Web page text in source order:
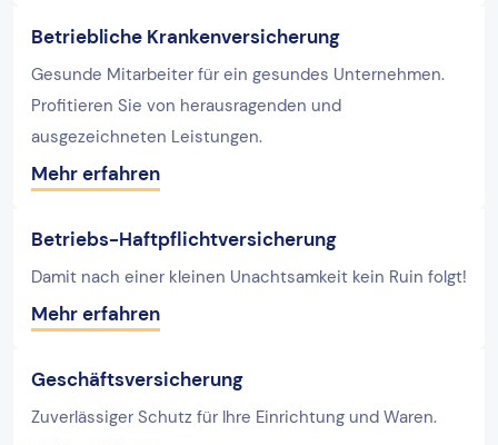
Betriebliche Krankenversicherung
Gesunde Mitarbeiter für ein gesundes Unternehmen.
Profitieren Sie von herausragenden und
ausgezeichneten Leistungen.
Mehr erfahren
Betriebs-Haftpflichtversicherung
Damit nach einer kleinen Unachtsamkeit kein Ruin folgt!
Mehr erfahren
Geschäftsversicherung
Zuverlässiger Schutz für Ihre Einrichtung und Waren.